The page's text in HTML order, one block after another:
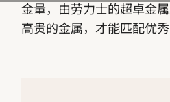
金量，由劳力士的超卓金
高贵的金属，才能匹配优秀